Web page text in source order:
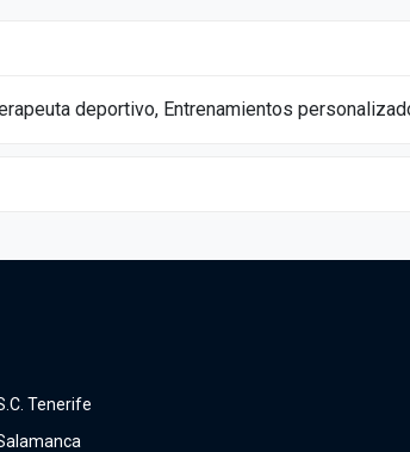
deportivo, Entrenamientos
Tenerife